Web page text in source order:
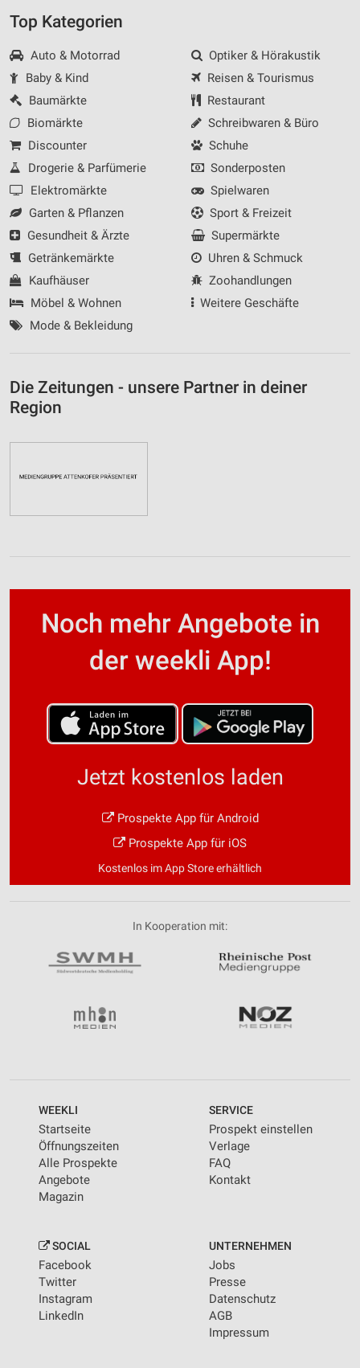
Top Kategorien
Auto & Motorrad
Baby & Kind
Baumärkte
Biomärkte
Discounter
Drogerie & Parfümerie
Elektromärkte
Garten & Pflanzen
Gesundheit & Ärzte
Getränkemärkte
Kaufhäuser
Möbel & Wohnen
Mode & Bekleidung
Optiker & Hörakustik
Reisen & Tourismus
Restaurant
Schreibwaren & Büro
Schuhe
Sonderposten
Spielwaren
Sport & Freizeit
Supermärkte
Uhren & Schmuck
Zoohandlungen
Weitere Geschäfte
Die Zeitungen - unsere Partner in deiner
Region
Noch mehr Angebote in
der weekli App!
Jetzt kostenlos laden
Prospekte App für Android
Prospekte App für iOS
Kostenlos im App Store erhältlich
In Kooperation mit:
WEEKLI
Startseite
Öffnungszeiten
Alle Prospekte
Angebote
Magazin
SERVICE
Prospekt einstellen
Verlage
FAQ
Kontakt
SOCIAL
Facebook
Twitter
Instagram
LinkedIn
UNTERNEHMEN
Jobs
Presse
Datenschutz
AGB
Impressum